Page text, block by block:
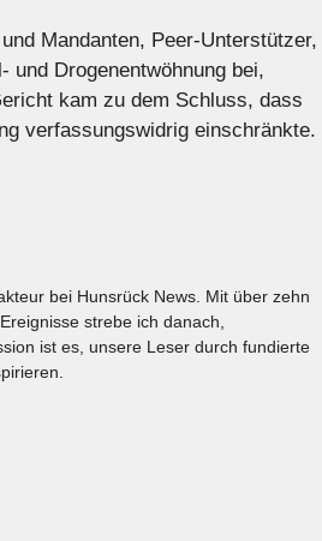
Mandanten, Peer-Unterstützer,
und Drogenentwöhnung bei,
kam zu dem Schluss, dass
verfassungswidrig einschränkte.
bei Hunsrück News. Mit über zehn
strebe ich danach,
ist es, unsere Leser durch fundierte